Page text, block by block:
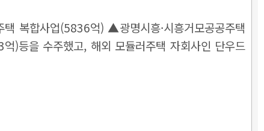
복합사업(5836억) ▲광명시흥·시흥거모공공주택
)등을 수주했고, 해외 모듈러주택 자회사인 단우드